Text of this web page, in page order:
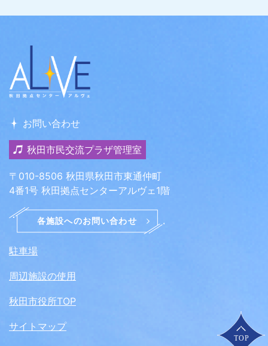
お問い合わせ
秋田市民交流プラザ管理室
〒010-8506 秋田県秋田市東通仲町
4番1号 秋田拠点センターアルヴェ1階
駐車場
周辺施設の使用
秋田市役所TOP
サイトマップ